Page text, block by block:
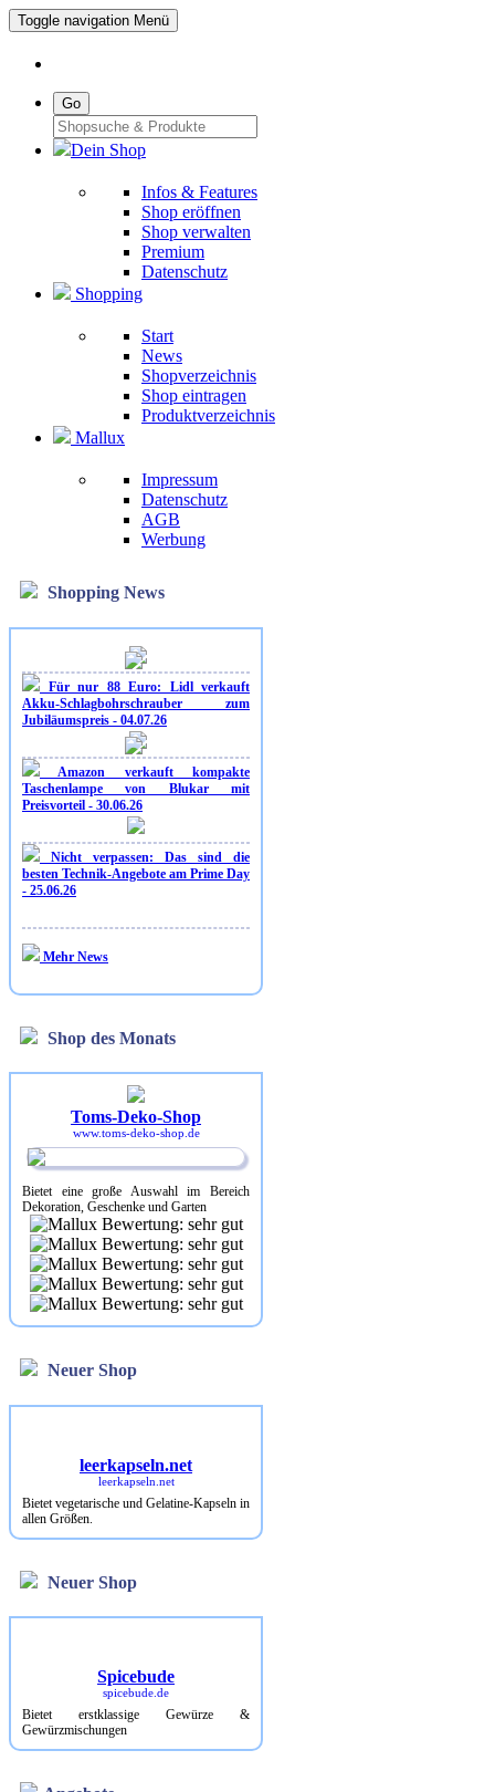
Toggle navigation Menü
Go
Dein Shop
Infos & Features
Shop eröffnen
Shop verwalten
Premium
Datenschutz
Shopping
Start
News
Shopverzeichnis
Shop eintragen
Produktverzeichnis
Mallux
Impressum
Datenschutz
AGB
Werbung
Shopping News
Für nur 88 Euro: Lidl verkauft
Akku-Schlagbohrschrauber zum
Jubiläumspreis - 04.07.26
Amazon verkauft kompakte
Taschenlampe von Blukar mit
Preisvorteil - 30.06.26
Nicht verpassen: Das sind die
besten Technik-Angebote am Prime Day
- 25.06.26
Mehr News
Shop des Monats
Toms-Deko-Shop
www.toms-deko-shop.de
Bietet eine große Auswahl im Bereich
Dekoration, Geschenke und Garten
Neuer Shop
leerkapseln.net
leerkapseln.net
Bietet vegetarische und Gelatine-Kapseln in
allen Größen.
Neuer Shop
Spicebude
spicebude.de
Bietet erstklassige Gewürze &
Gewürzmischungen